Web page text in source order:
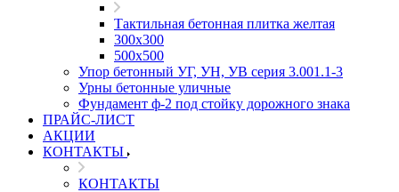
Тактильная бетонная плитка желтая
300х300
500х500
Упор бетонный УГ, УН, УВ серия 3.001.1-3
Урны бетонные уличные
Фундамент ф-2 под стойку дорожного знака
ПРАЙС-ЛИСТ
АКЦИИ
КОНТАКТЫ
КОНТАКТЫ